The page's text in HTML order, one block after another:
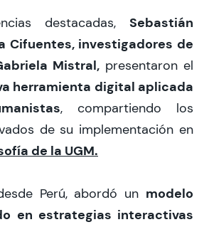
destacadas, Sebastián
Cifuentes, investigadores de
Mistral, presentaron el
herramienta digital aplicada
, compartiendo los
de su implementación en
de la UGM.
Perú, abordó un modelo
en estrategias interactivas